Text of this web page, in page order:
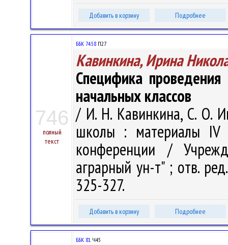
Добавить в корзину Подробнее
746
полный
текст
ББК 74.58 П27
Кавинкина, Ирина
Специфика проведения
начальных классов
/ И. Н. Кавинкина, С. О.
школы : материалы IV
конференции /
аграрный ун-т" ; отв.
325-327.
Добавить в корзину Подробнее
ББК 81.Ч45